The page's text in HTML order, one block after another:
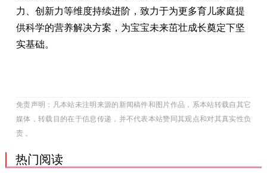
力、创新力等维度持续进阶，致力于为更多育儿家庭提
供科学的营养解决方案，为宝宝未来茁壮成长奠定下坚
实基础。
免责声明：凡本站未注明来源的新闻稿件和图片作品，系本站转载自其它
媒体，转载目的在于信息传递，并不代表本站赞同其观点和对其真实性负
责 。
热门阅读